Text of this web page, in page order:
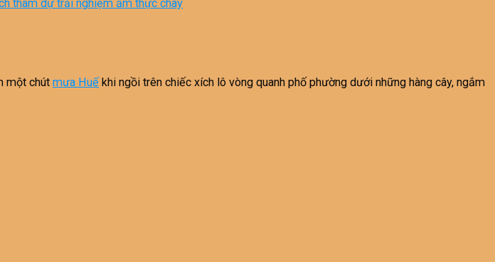
tham dự trải nghiệm ẩm thực chay
một chút mưa Huế khi ngồi trên chiếc xích lô vòng quanh phố phường dưới những hàng cây, ngắm